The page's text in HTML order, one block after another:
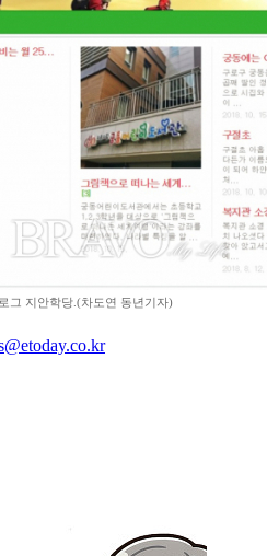
그 지안학당.(차도연 동년기자)